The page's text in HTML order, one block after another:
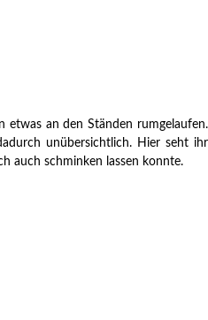
etwas an den Ständen rumgelaufen.
unübersichtlich. Hier seht ihr
auch schminken lassen konnte.